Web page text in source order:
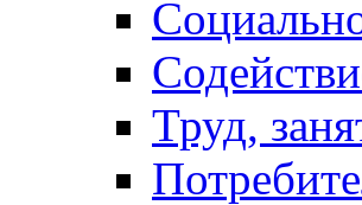
Труд,